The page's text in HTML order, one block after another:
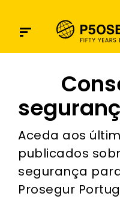
Aceda aos
publicados
segurança
Prosegur